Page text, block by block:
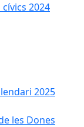
2024
2025
les Dones